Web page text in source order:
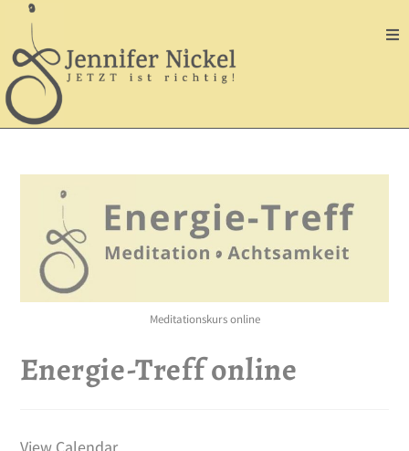
Meditationskurs online
Energie-Treff online
View Calendar